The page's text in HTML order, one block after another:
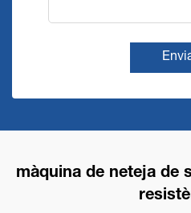
màquina de neteja de